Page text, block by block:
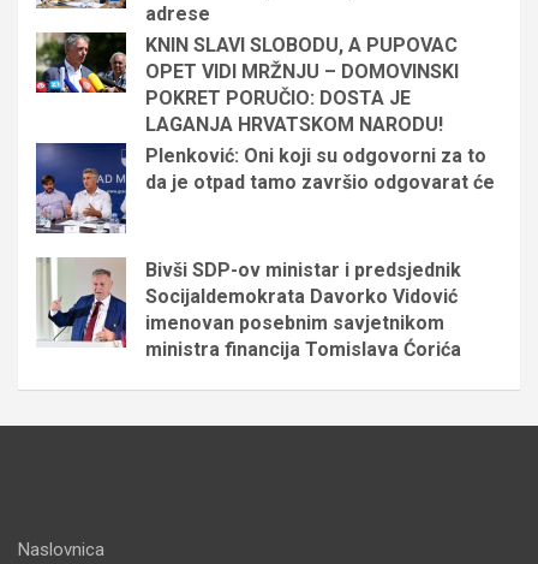
adrese
KNIN SLAVI SLOBODU, A PUPOVAC
OPET VIDI MRŽNJU – DOMOVINSKI
POKRET PORUČIO: DOSTA JE
LAGANJA HRVATSKOM NARODU!
Plenković: Oni koji su odgovorni za to
da je otpad tamo završio odgovarat će
Bivši SDP-ov ministar i predsjednik
Socijaldemokrata Davorko Vidović
imenovan posebnim savjetnikom
ministra financija Tomislava Ćorića
Naslovnica